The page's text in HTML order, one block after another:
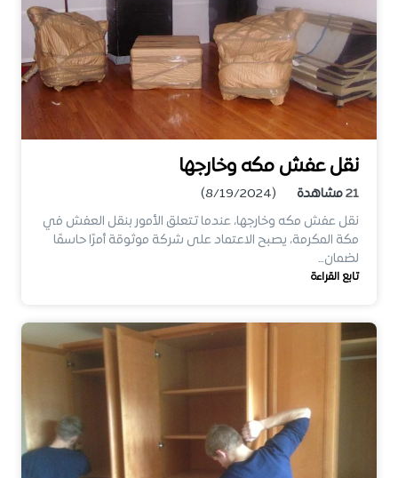
نقل عفش مكه وخارجها
21مشاهدة
(8/19/2024)
نقل عفش مكه وخارجها، عندما تتعلق الأمور بنقل العفش في
مكة المكرمة، يصبح الاعتماد على شركة موثوقة أمرًا حاسمًا
لضمان…
تابع القراءة